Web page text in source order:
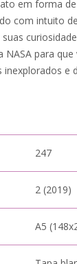
em forma
com intuito
para
e
247
2 (2019)
A5